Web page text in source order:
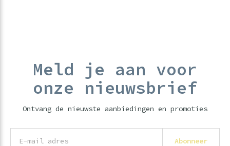
Meld je aan voor
onze nieuwsbrief
Ontvang de nieuwste aanbiedingen en promoties
Abonneer